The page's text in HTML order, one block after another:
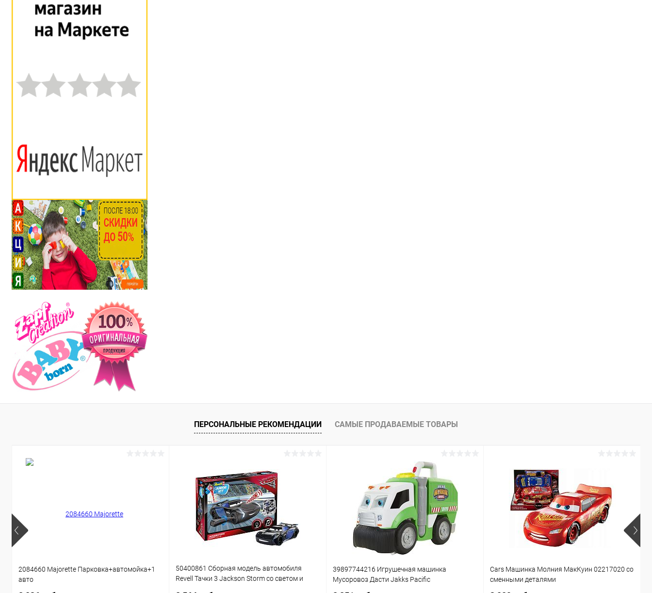
ПЕРСОНАЛЬНЫЕ РЕКОМЕНДАЦИИ САМЫЕ ПРОДАВАЕМЫЕ ТОВАРЫ
2084660 Majorette Парковка+автомойка+1
авто
50400861 Сборная модель автомобиля
Revell Тачки 3 Jackson Storm со светом и
39897744216 Игрушечная машинка
Мусоровоз Дасти Jakks Pacific
Cars Машинка Молния МакКуин 02217020 со
сменными деталями